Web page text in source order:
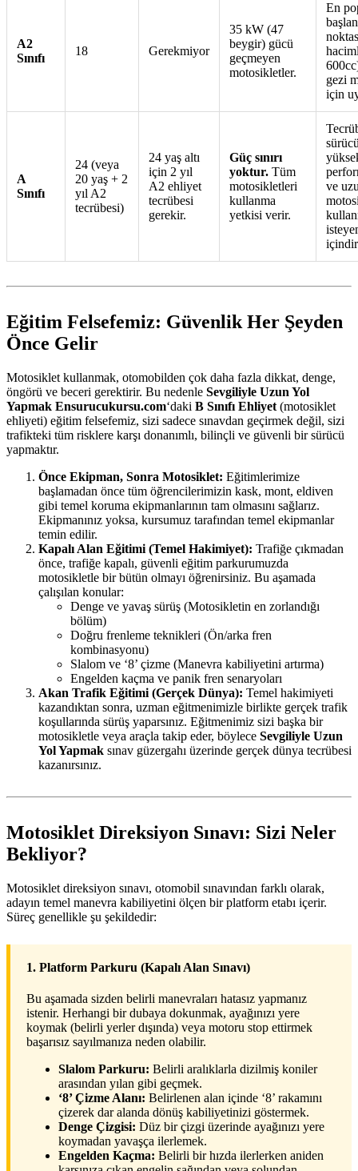
A2
Sınıfı
18 Gerekmiyor
35 kW (47
beygir) gücü
geçmeyen
motosikletler.
En
gezi
için
A
Sınıfı
24 (veya
20 yaş + 2
yıl A2
tecrübesi)
24 yaş altı
için 2 yıl
A2 ehliyet
tecrübesi
gerekir.
Güç sınırı
yoktur. Tüm
motosikletleri
kullanma
yetkisi verir.
ve
Eğitim Felsefemiz: Güvenlik Her Şeyden
Önce Gelir
Motosiklet kullanmak, otomobilden çok daha fazla dikkat, denge,
öngörü ve beceri gerektirir. Bu nedenle Sevgiliyle Uzun Yol
Yapmak Ensurucukursu.com‘daki B Sınıfı Ehliyet (motosiklet
ehliyeti) eğitim felsefemiz, sizi sadece sınavdan geçirmek değil, sizi
trafikteki tüm risklere karşı donanımlı, bilinçli ve güvenli bir sürücü
yapmaktır.
Önce Ekipman, Sonra Motosiklet: Eğitimlerimize
başlamadan önce tüm öğrencilerimizin kask, mont, eldiven
gibi temel koruma ekipmanlarının tam olmasını sağlarız.
Ekipmanınız yoksa, kursumuz tarafından temel ekipmanlar
temin edilir.
Kapalı Alan Eğitimi (Temel Hakimiyet): Trafiğe çıkmadan
önce, trafiğe kapalı, güvenli eğitim parkurumuzda
motosikletle bir bütün olmayı öğrenirsiniz. Bu aşamada
çalışılan konular:
Denge ve yavaş sürüş (Motosikletin en zorlandığı
bölüm)
Doğru frenleme teknikleri (Ön/arka fren
kombinasyonu)
Slalom ve ‘8’ çizme (Manevra kabiliyetini artırma)
Engelden kaçma ve panik fren senaryoları
Akan Trafik Eğitimi (Gerçek Dünya): Temel hakimiyeti
kazandıktan sonra, uzman eğitmenimizle birlikte gerçek trafik
koşullarında sürüş yaparsınız. Eğitmenimiz sizi başka bir
motosikletle veya araçla takip eder, böylece Sevgiliyle Uzun
Yol Yapmak sınav güzergahı üzerinde gerçek dünya tecrübesi
kazanırsınız.
Motosiklet Direksiyon Sınavı: Sizi Neler
Bekliyor?
Motosiklet direksiyon sınavı, otomobil sınavından farklı olarak,
adayın temel manevra kabiliyetini ölçen bir platform etabı içerir.
Süreç genellikle şu şekildedir:
1. Platform Parkuru (Kapalı Alan Sınavı)
Bu aşamada sizden belirli manevraları hatasız yapmanız
istenir. Herhangi bir dubaya dokunmak, ayağınızı yere
koymak (belirli yerler dışında) veya motoru stop ettirmek
başarısız sayılmanıza neden olabilir.
Slalom Parkuru: Belirli aralıklarla dizilmiş koniler
arasından yılan gibi geçmek.
‘8’ Çizme Alanı: Belirlenen alan içinde ‘8’ rakamını
çizerek dar alanda dönüş kabiliyetinizi göstermek.
Denge Çizgisi: Düz bir çizgi üzerinde ayağınızı yere
koymadan yavaşça ilerlemek.
Engelden Kaçma: Belirli bir hızda ilerlerken aniden